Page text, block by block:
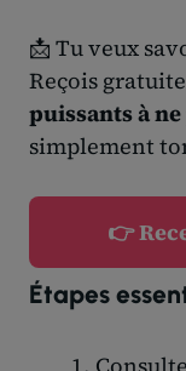
📩 Tu veux
Reçois
puissants à
simplement
👉
Étapes